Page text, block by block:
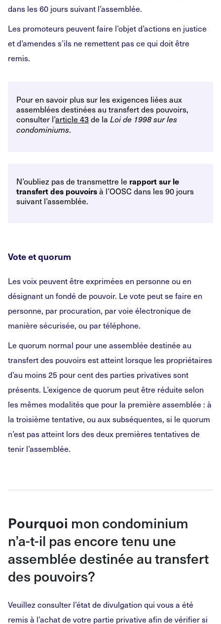
dans les 60 jours suivant l’assemblée.
Les promoteurs peuvent faire l’objet d’actions en justice
et d’amendes s’ils ne remettent pas ce qui doit être
remis.
Pour en savoir plus sur les exigences liées aux
assemblées destinées au transfert des pouvoirs,
consulter l’article 43 de la Loi de 1998 sur les
condominiums.
N’oubliez pas de transmettre le rapport sur le
transfert des pouvoirsà l’OOSC dans les 90 jours
suivant l’assemblée.
Vote et quorum
Les voix peuvent être exprimées en personne ou en
désignant un fondé de pouvoir. Le vote peut se faire en
personne, par procuration, par voie électronique de
manière sécurisée, ou par téléphone.
Le quorum normal pour une assemblée destinée au
transfert des pouvoirs est atteint lorsque les propriétaires
d’au moins 25 pour cent des parties privatives sont
présents. L’exigence de quorum peut être réduite selon
les mêmes modalités que pour la première assemblée : à
la troisième tentative, ou aux subséquentes, si le quorum
n’est pas atteint lors des deux premières tentatives de
tenir l’assemblée.
Pourquoi mon condominium
n’a-t-il pas encore tenu une
assemblée destinée au transfert
des pouvoirs?
Veuillez consulter l’état de divulgation qui vous a été
remis à l’achat de votre partie privative afin de vérifier si